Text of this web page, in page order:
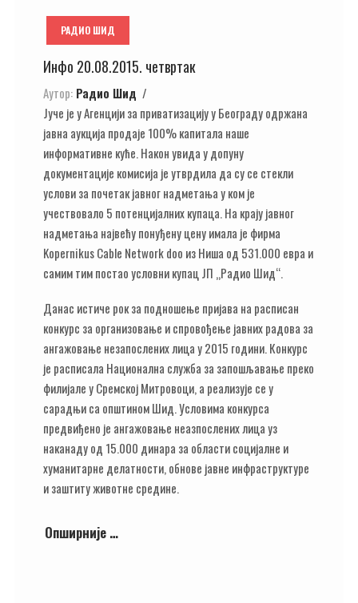
РАДИО ШИД
Инфо 20.08.2015. четвртак
Аутор: Радио Шид
Јуче је у Агенцији за приватизацију у Београду одржана
јавна аукција продаје 100% капитала наше
информативне куће. Након увида у допуну
документације комисија је утврдила да су се стекли
услови за почетак јавног надметања у ком је
учествовало 5 потенцијалних купаца. На крају јавног
надметања највећу понуђену цену имала је фирма
Kopernikus Cable Network doo из Ниша од 531.000 евра и
самим тим постао условни купац ЈП „Радио Шид“.
Данас истиче рок за подношење пријава на расписан
конкурс за организовање и спровођење јавних радова за
ангажовање незапослених лица у 2015 години. Конкурс
је расписала Национална служба за запошљавање преко
филијале у Сремској Митровоци, а реализује се у
сарадњи са општином Шид. Условима конкурса
предвиђено је ангажовање неазпослених лица уз
наканаду од 15.000 динара за области социјалне и
хуманитарне делатности, обнове јавне инфраструктуре
и заштиту животне средине.
Опширније …